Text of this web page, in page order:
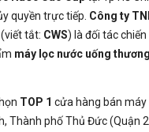
quyền trực tiếp. Công ty
(viết tắt: CWS) là đối tác
máy lọc nước uống
TOP 1 cửa hàng bán máy
Thành phố Thủ Đức (Quận